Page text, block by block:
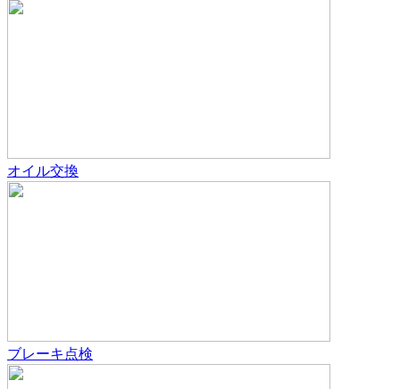
オイル交換
ブレーキ点検